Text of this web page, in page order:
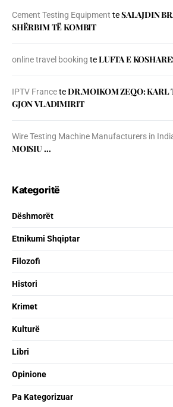
Cement Testing Equipment teSALAJDIN
SHЁRBIM TЁ KOMBIT
online travel booking teLUFTA E
IPTV FranceteDR.MOIKOM ZEQO: KARL
GJON VLADIMIRIT
Wire Testing Machine Manufacturers in
MOISIU …
Kategoritë
Dëshmorët
Etnikumi Shqiptar
Filozofi
Histori
Krimet
Kulturë
Libri
Opinione
Pa Kategorizuar